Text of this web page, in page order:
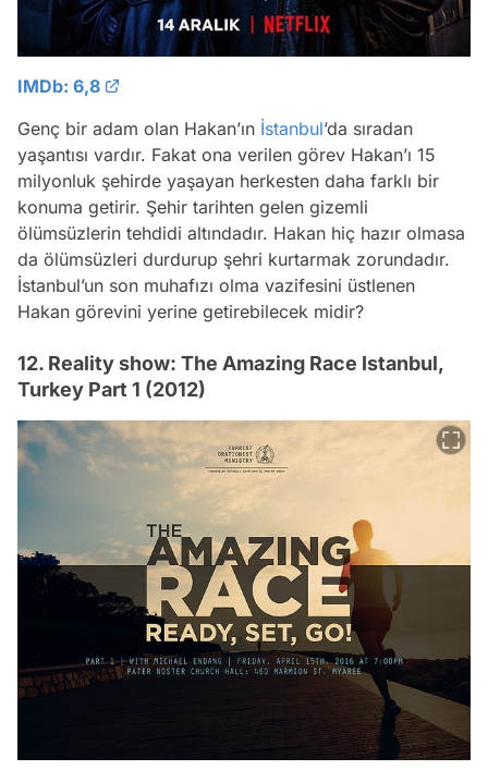
IMDb: 6,8
Genç bir adam olan Hakan’ın İstanbul’da sıradan
yaşantısı vardır. Fakat ona verilen görev Hakan’ı 15
milyonluk şehirde yaşayan herkesten daha farklı bir
konuma getirir. Şehir tarihten gelen gizemli
ölümsüzlerin tehdidi altındadır. Hakan hiç hazır olmasa
da ölümsüzleri durdurup şehri kurtarmak zorundadır.
İstanbul’un son muhafızı olma vazifesini üstlenen
Hakan görevini yerine getirebilecek midir?
12. Reality show: The Amazing Race Istanbul,
Turkey Part 1 (2012)